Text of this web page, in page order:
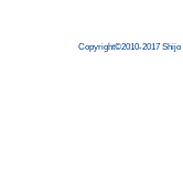
Copyright©2010-2017